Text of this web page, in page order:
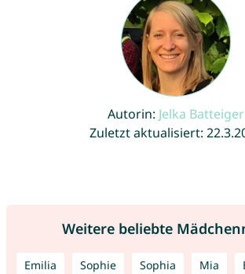
Autorin: Jelka Batteiger
Zuletzt aktualisiert:
Weitere beliebte
Emilia Sophie Sophia Mia